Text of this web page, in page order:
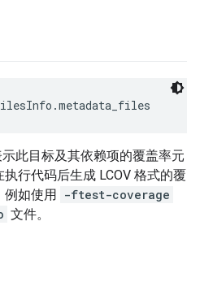
示此目标及其依赖项的覆盖率元
行代码后生成 LCOV 格式的覆
例如使用 -ftest-coverage
文件。